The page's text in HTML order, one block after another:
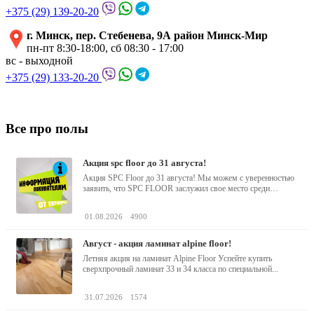
+375 (29) 139-20-20
г. Минск, пер. Стебенева, 9А район Минск-Мир
пн-пт 8:30-18:00, сб 08:30 - 17:00
вс - выходной
+375 (29) 133-20-20
Все про полы
акция spc floor до 31 августа!
Акция SPC Floor до 31 августа! Мы можем с уверенностью
заявить, что SPC FLOOR заслужил свое место среди
01.08.2026 4900
август - акция ламинат alpine floor!
Летняя акция на ламинат Alpine Floor Успейте купить
сверхпрочный ламинат 33 и 34 класса по специальной...
31.07.2026 1574